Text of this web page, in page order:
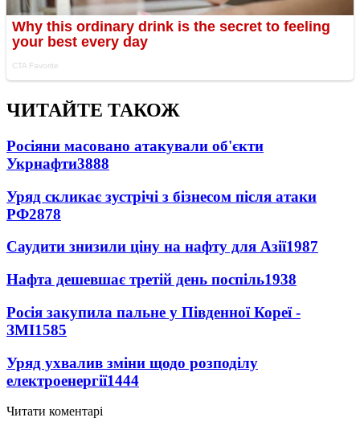
ЧИТАЙТЕ ТАКОЖ
Росіяни масовано атакували об'єкти
Укрнафти3888
Уряд скликає зустрічі з бізнесом після атаки
РФ2878
Саудити знизили ціну на нафту для Азії1987
Нафта дешевшає третій день поспіль1938
Росія закупила пальне у Південної Кореї -
ЗМІ1585
Уряд ухвалив зміни щодо розподілу
електроенергії1444
Читати коментарі